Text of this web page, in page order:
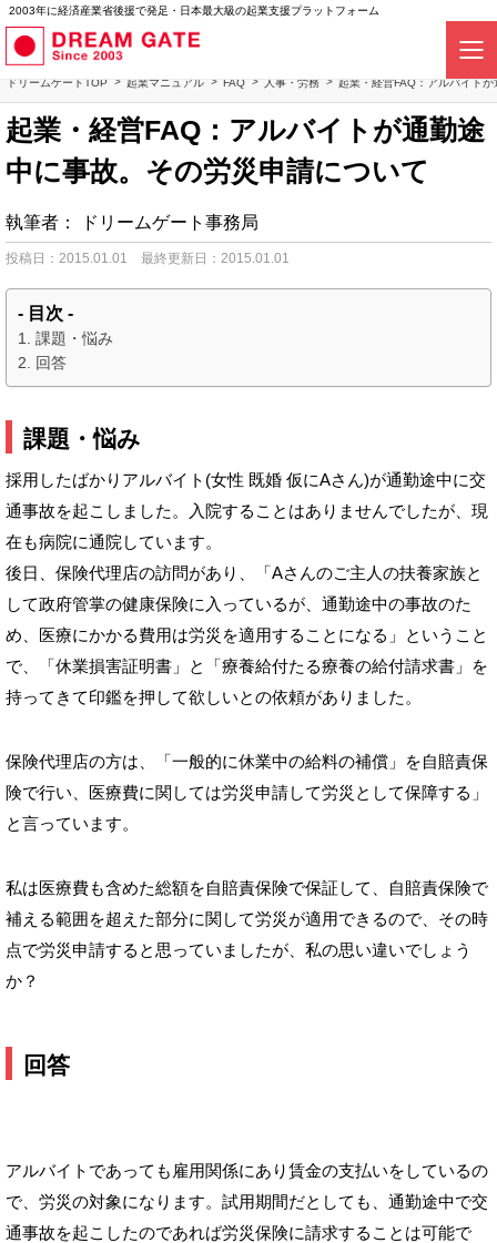
2003年に経済産業省後援で発足・日本最大級の起業支援プラットフォーム
ドリームゲートTOP 起業マニュアル FAQ 人事・労務 起業・経営FAQ：アルバイト
起業・経営FAQ：アルバイトが通勤途
中に事故。その労災申請について
執筆者： ドリームゲート事務局
投稿日：2015.01.01 最終更新日：2015.01.01
- 目次 -
課題・悩み
回答
課題・悩み
採用したばかりアルバイト(女性 既婚 仮にAさん)が通勤途中に交
通事故を起こしました。入院することはありませんでしたが、現
在も病院に通院しています。
後日、保険代理店の訪問があり、「Aさんのご主人の扶養家族と
して政府管掌の健康保険に入っているが、通勤途中の事故のた
め、医療にかかる費用は労災を適用することになる」ということ
で、「休業損害証明書」と「療養給付たる療養の給付請求書」を
持ってきて印鑑を押して欲しいとの依頼がありました。
保険代理店の方は、「一般的に休業中の給料の補償」を自賠責保
険で行い、医療費に関しては労災申請して労災として保障する」
と言っています。
私は医療費も含めた総額を自賠責保険で保証して、自賠責保険で
補える範囲を超えた部分に関して労災が適用できるので、その時
点で労災申請すると思っていましたが、私の思い違いでしょう
か？
回答
アルバイトであっても雇用関係にあり賃金の支払いをしているの
で、労災の対象になります。試用期間だとしても、通勤途中で交
通事故を起こしたのであれば労災保険に請求することは可能で